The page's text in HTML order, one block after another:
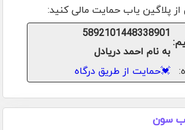
پلاگین یاب حمایت مالی کنید:
5892101448338901
به نام احمد دریادل
💓حمایت از طریق درگاه
سون